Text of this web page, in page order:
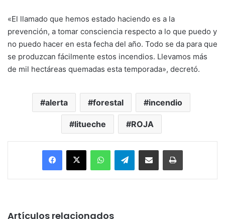
«El llamado que hemos estado haciendo es a la
prevención, a tomar consciencia respecto a lo que puedo y
no puedo hacer en esta fecha del año. Todo se da para que
se produzcan fácilmente estos incendios. Llevamos más
de mil hectáreas quemadas esta temporada», decretó.
alerta forestal incendio
litueche ROJA
Facebook
X WhatsAppTelegramEnviar vía email Imprimir
Artículos relacionados